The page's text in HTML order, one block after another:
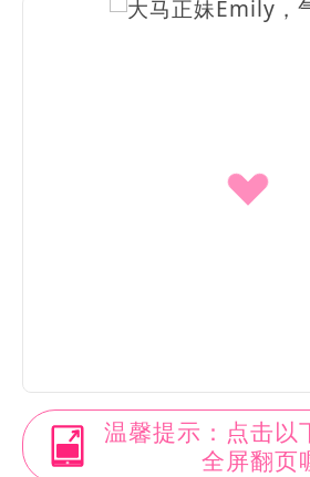
温馨提示：点击以
全屏翻页